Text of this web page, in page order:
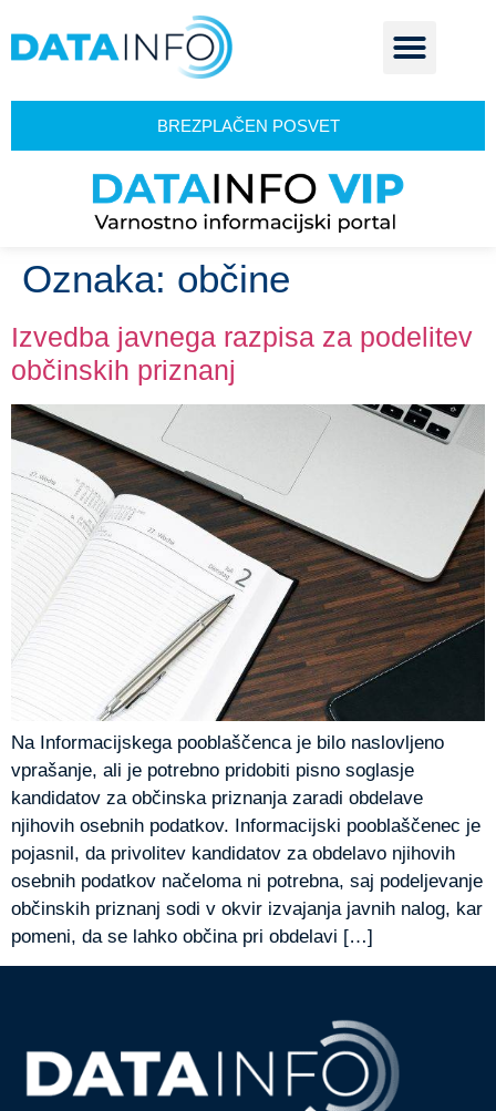
BREZPLAČEN POSVET
Oznaka: občine
Izvedba javnega razpisa za podelitev
občinskih priznanj
Na Informacijskega pooblaščenca je bilo naslovljeno
vprašanje, ali je potrebno pridobiti pisno soglasje
kandidatov za občinska priznanja zaradi obdelave
njihovih osebnih podatkov. Informacijski pooblaščenec je
pojasnil, da privolitev kandidatov za obdelavo njihovih
osebnih podatkov načeloma ni potrebna, saj podeljevanje
občinskih priznanj sodi v okvir izvajanja javnih nalog, kar
pomeni, da se lahko občina pri obdelavi […]